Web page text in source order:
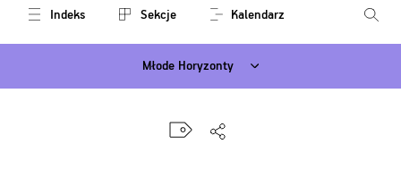
Indeks Sekcje Kalendarz
Młode Horyzonty